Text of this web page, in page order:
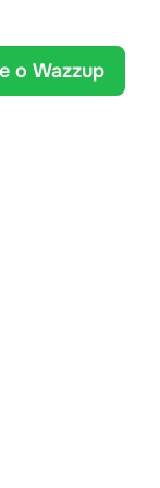
о Wazzup